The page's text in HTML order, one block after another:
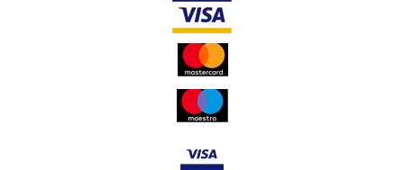
2026. Design i development: